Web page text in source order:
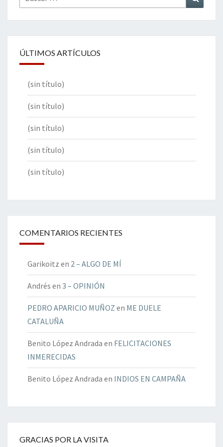
por:
ÚLTIMOS ARTÍCULOS
(sin título)
(sin título)
(sin título)
(sin título)
(sin título)
COMENTARIOS RECIENTES
Garikoitz en 2 – ALGO DE MÍ
Andrés en 3 – OPINIÓN
PEDRO APARICIO MUÑOZ en ME DUELE
CATALUÑA
Benito López Andrada en FELICITACIONES
INMERECIDAS
Benito López Andrada en INDIOS EN CAMPAÑA
GRACIAS POR LA VISITA